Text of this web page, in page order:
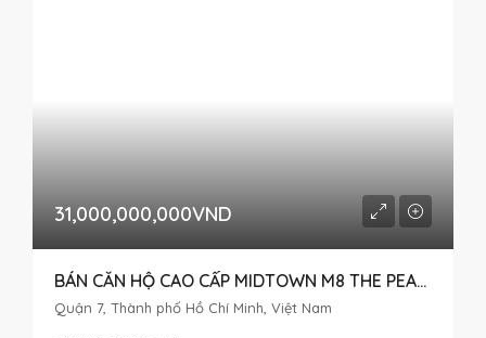
31,000,000,000VND
BÁN CĂN HỘ CAO CẤP MIDTOWN M8 THE PEAK – HÀNG ĐẶC BIỆT 2 CĂN HỘ ĐẬP THÔNG
Quận 7, Thành phố Hồ Chí Minh, Việt Nam